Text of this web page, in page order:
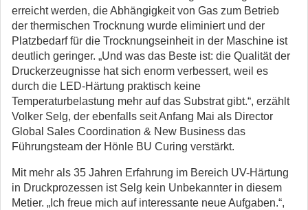
erreicht werden, die Abhängigkeit von Gas zum Betrieb
der thermischen Trocknung wurde eliminiert und der
Platzbedarf für die Trocknungseinheit in der Maschine ist
deutlich geringer. „Und was das Beste ist: die Qualität der
Druckerzeugnisse hat sich enorm verbessert, weil es
durch die LED-Härtung praktisch keine
Temperaturbelastung mehr auf das Substrat gibt.“, erzählt
Volker Selg, der ebenfalls seit Anfang Mai als Director
Global Sales Coordination & New Business das
Führungsteam der Hönle BU Curing verstärkt.
Mit mehr als 35 Jahren Erfahrung im Bereich UV-Härtung
in Druckprozessen ist Selg kein Unbekannter in diesem
Metier. „Ich freue mich auf interessante neue Aufgaben.“,